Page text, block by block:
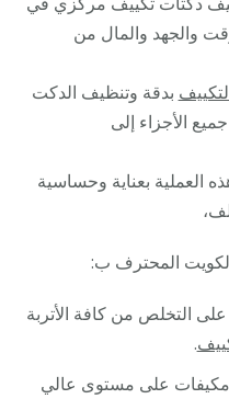
والجهد والمال من
بدقة وتنظيف الدكت
الأجزاء إلى
العملية بعناية وحساسية
المحترف ب:
التخلص من كافة الأتربة
.
مكيفات على مستوى عالي